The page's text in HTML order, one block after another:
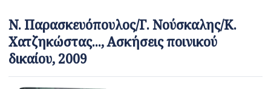
Ν. Παρασκευόπουλος/Γ. Νούσκαλης/Κ.
Χατζηκώστας..., Ασκήσεις ποινικού
δικαίου, 2009